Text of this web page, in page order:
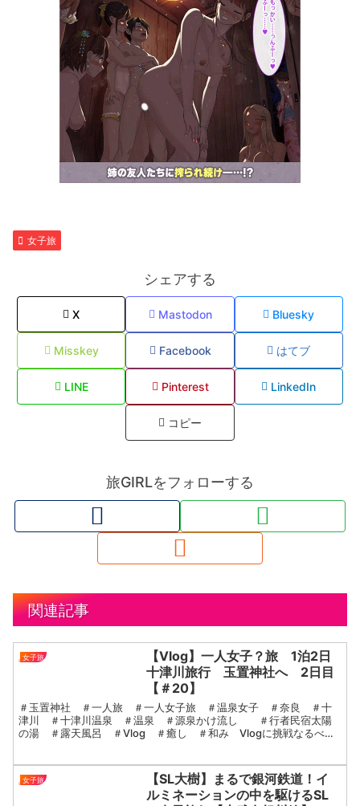
女子旅
シェアする
X Mastodon Bluesky
Misskey Facebook はてブ
LINE Pinterest LinkedIn
コピー
旅GIRLをフォローする
関連記事
女子旅
【Vlog】一人女子？旅 1泊2日
十津川旅行 玉置神社へ 2日目
【＃20】
＃玉置神社 ＃一人旅 ＃一人女子旅 ＃温泉女子 ＃奈良 ＃十
津川 ＃十津川温泉 ＃温泉 ＃源泉かけ流し ＃行者民宿太陽
の湯 ＃露天風呂 ＃Vlog ＃癒し ＃和み Vlogに挑戦なるべく
女子旅
【SL大樹】まるで銀河鉄道！イ
ルミネーションの中を駆けるSL